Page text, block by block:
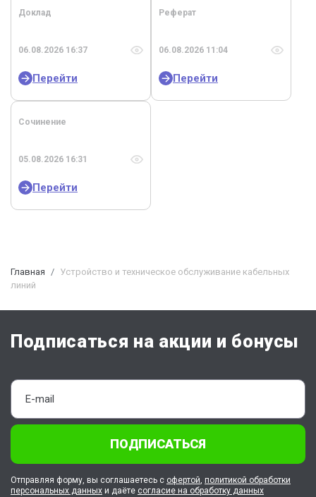
Доклад
06.08.2026 16:37
Перейти
Реферат
06.08.2026 11:04
Перейти
Сочинение
05.08.2026 16:31
Перейти
Главная
Устройство и техническое обслуживание кабельных
линий
Подписаться на акции и бонусы
ПОДПИСАТЬСЯ
Отправляя форму, вы соглашаетесь с офертой, политикой обработки
персональных данных и даёте согласие на обработку данных